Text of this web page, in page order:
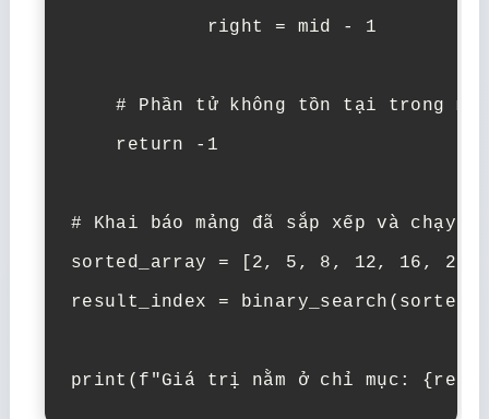
            right = mid - 1
# Phần tử không tồn tại trong
    return -1
# Khai báo mảng đã sắp xếp và chạy
sorted_array = [2, 5, 8, 12, 16, 23,
result_index =